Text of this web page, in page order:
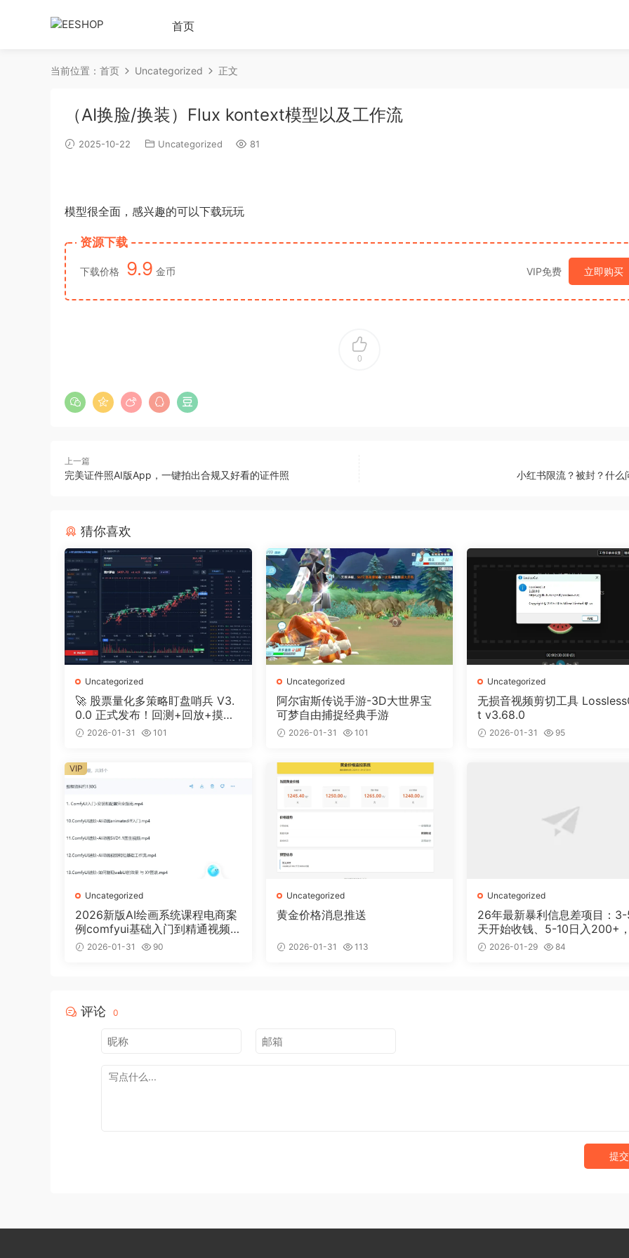
首页
当前位置： 首页 Uncategorized 正文
（AI换脸/换装）Flux kontext模型以及工作流
2025-10-22 Uncategorized 81
模型很全面，感兴趣的可以下载玩玩
资源下载
下载价格 9.9 金币 VIP免费 立即购买
0
上一篇
完美证件照AI版App，一键拍出合规又好看的证件照 小红书限流？被封？什么
猜你喜欢
Uncategorized
🚀 股票量化多策略盯盘哨兵 V3.
0.0 正式发布！回测+回放+摸鱼
全搞定
2026-01-31 101
Uncategorized
阿尔宙斯传说手游-3D大世界宝
可梦自由捕捉经典手游
2026-01-31 101
Uncategorized
无损音视频剪切工具
t v3.68.0
2026-01-31 95
Uncategorized
2026新版AI绘画系统课程电商案
例comfyui基础入门到精通视频
教程2026-01-31 90
VIP
Uncategorized
黄金价格消息推送
2026-01-31 113
Uncategorized
26年最新暴利信息差项目：
天开始收钱、5-10日入200+
天后稳定300+，0门槛
2026-01-29 84
评论 0
提交